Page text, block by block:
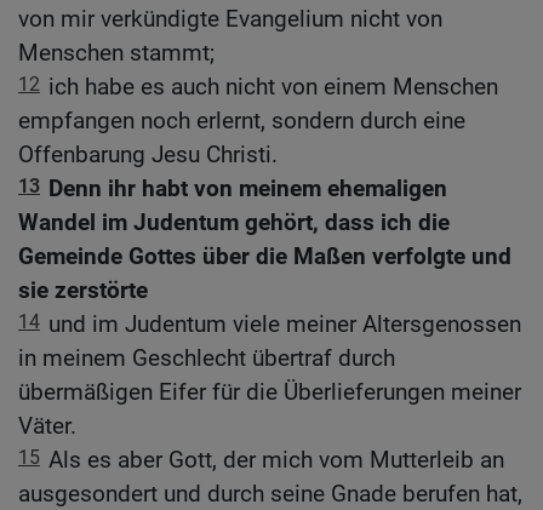
von mir verkündigte Evangelium nicht von
Menschen stammt;
12 ich habe es auch nicht von einem Menschen
empfangen noch erlernt, sondern durch eine
Offenbarung Jesu Christi.
13 Denn ihr habt von meinem ehemaligen
Wandel im Judentum gehört, dass ich die
Gemeinde Gottes über die Maßen verfolgte und
sie zerstörte
14 und im Judentum viele meiner Altersgenossen
in meinem Geschlecht übertraf durch
übermäßigen Eifer für die Überlieferungen meiner
Väter.
15 Als es aber Gott, der mich vom Mutterleib an
ausgesondert und durch seine Gnade berufen hat,